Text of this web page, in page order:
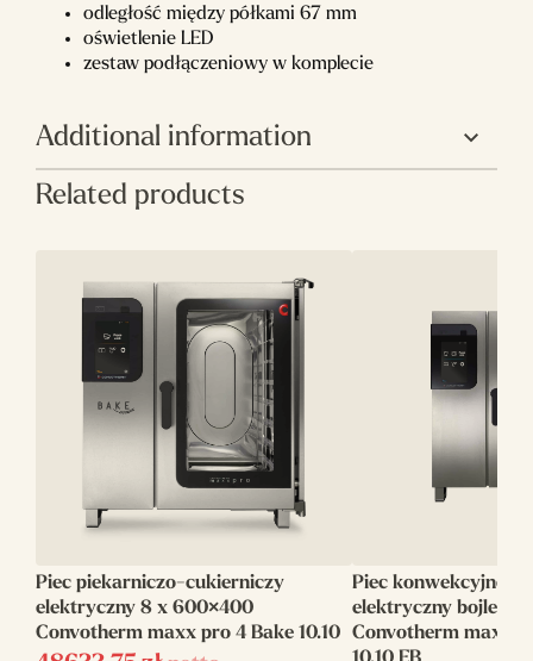
odległość między półkami 67 mm
oświetlenie LED
zestaw podłączeniowy w komplecie
Additional information
Producent Unox
Zasilanie elektryczne
Linia ChefTop
9000760
7
Sterowanie Dotykowe
Sposób
wytwarzania pary
Natryskowy
Related products
Piec piekarniczo-cukierniczy
elektryczny 8 x 600×400
Convotherm maxx pro 4 Bake 10.10
Piec konwekcyjno-
elektryczny
Convotherm maxx